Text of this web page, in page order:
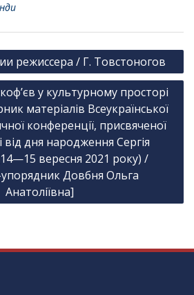
режиссера / Г. Товстоногов
у культурному просторі
матеріалів Всеукраїнської
конференції, присвяченої
від дня народження Сергія
вересня 2021 року) /
Довбня Ольга
Анатоліївна]